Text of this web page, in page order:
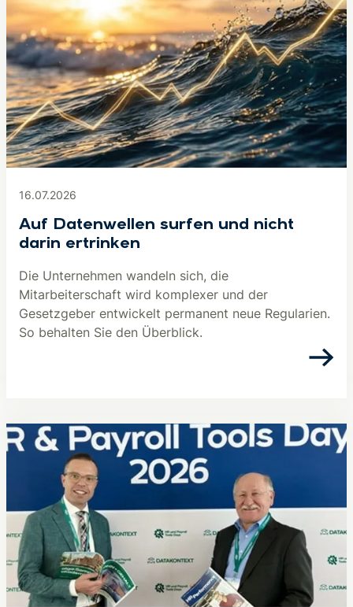
16.07.2026
Auf Datenwellen surfen und nicht
darin ertrinken
Die Unternehmen wandeln sich, die
Mitarbeiterschaft wird komplexer und der
Gesetzgeber entwickelt permanent neue Regularien.
So behalten Sie den Überblick.